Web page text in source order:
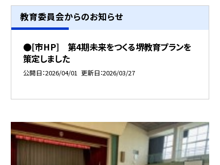
教育委員会からのお知らせ
●[市HP] 第4期未来をつくる堺教育プランを
策定しました
公開日 2026/04/01 更新日 2026/03/27